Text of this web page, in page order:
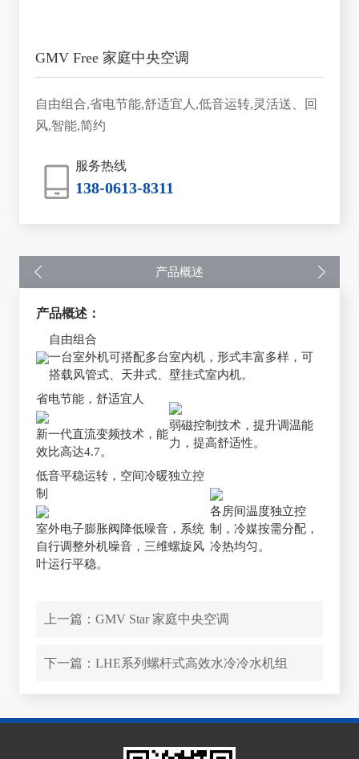
GMV Free 家庭中央空调
自由组合,省电节能,舒适宜人,低音运转,灵活送、回
风,智能,简约
服务热线
138-0613-8311
产品概述
产品概述：
自由组合
一台室外机可搭配多台室内机，形式丰富多样，可
搭载风管式、天井式、壁挂式室内机。
省电节能，舒适宜人
新一代直流变频技术，能
效比高达4.7。
弱磁控制技术，提升调温能
力，提高舒适性。
低音平稳运转，空间冷暖独立控
制
室外电子膨胀阀降低噪音，系统
自行调整外机噪音，三维螺旋风
叶运行平稳。
各房间温度独立控
制，冷媒按需分配，
冷热均匀。
上一篇： GMV Star 家庭中央空调
下一篇： LHE系列螺杆式高效水冷冷水机组